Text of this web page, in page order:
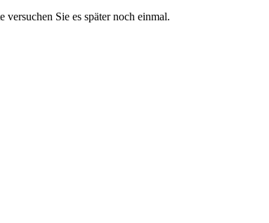
Sie es später noch einmal.